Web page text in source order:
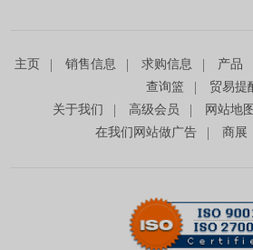
主页 销售信息 求购信息 产品
查询篮
贸易提
关于我们
高级会员 网站地图
在我们网站做广告
商展